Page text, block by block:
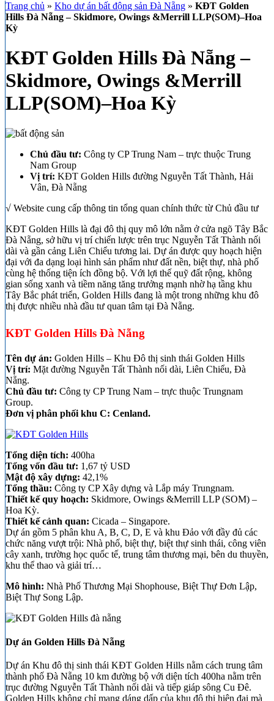
Trang chủ » Kho dự án bất động sản Đà Nẵng » KĐT Golden
Hills Đà Nẵng – Skidmore, Owings &Merrill LLP(SOM)–Hoa
Kỳ
KĐT Golden Hills Đà Nẵng –
Skidmore, Owings &Merrill
LLP(SOM)–Hoa Kỳ
Chủ đầu tư: Công ty CP Trung Nam – trực thuộc Trung
Nam Group
Vị trí: KĐT Golden Hills đường Nguyễn Tất Thành, Hải
Vân, Đà Nẵng
√ Website cung cấp thông tin tổng quan chính thức từ Chủ đầu tư
KĐT Golden Hills là đại đô thị quy mô lớn nằm ở cửa ngõ Tây Bắc
Đà Nẵng, sở hữu vị trí chiến lược trên trục Nguyễn Tất Thành nối
dài và gần cảng Liên Chiểu tương lai. Dự án được quy hoạch hiện
đại với đa dạng loại hình sản phẩm như đất nền, biệt thự, nhà phố
cùng hệ thống tiện ích đồng bộ. Với lợi thế quỹ đất rộng, không
gian sống xanh và tiềm năng tăng trưởng mạnh nhờ hạ tầng khu
Tây Bắc phát triển, Golden Hills đang là một trong những khu đô
thị được nhiều nhà đầu tư quan tâm tại Đà Nẵng.
KĐT Golden Hills Đà Nẵng
Tên dự án: Golden Hills – Khu Đô thị sinh thái Golden Hills
Vị trí: Mặt đường Nguyễn Tất Thành nối dài, Liên Chiểu, Đà
Nẵng.
Chủ đầu tư: Công ty CP Trung Nam – trực thuộc Trungnam
Group.
Đơn vị phân phối khu C: Cenland.
Tổng diện tích: 400ha
Tổng vốn đầu tư: 1,67 tỷ USD
Mật độ xây dựng: 42,1%
Tổng thầu: Công ty CP Xây dựng và Lắp máy Trungnam.
Thiết kế quy hoạch: Skidmore, Owings &Merrill LLP (SOM) –
Hoa Kỳ.
Thiết kế cảnh quan: Cicada – Singapore.
Dự án gồm 5 phân khu A, B, C, D, E và khu Đảo với đầy đủ các
chức năng vượt trội: Nhà phố, biệt thự, biệt thự sinh thái, công viên
cây xanh, trường học quốc tế, trung tâm thương mại, bên du thuyền,
khu thể thao và giải trí…
Mô hình: Nhà Phố Thương Mại Shophouse, Biệt Thự Đơn Lập,
Biệt Thự Song Lập.
Dự án Golden Hills Đà Nẵng
Dự án Khu đô thị sinh thái KĐT Golden Hills nằm cách trung tâm
thành phố Đà Nẵng 10 km đường bộ với diện tích 400ha nằm trên
trục đường Nguyễn Tất Thành nối dài và tiếp giáp sông Cu Đê.
Golden Hills không chỉ mang dáng dấp của khu đô thị hiện đại mà